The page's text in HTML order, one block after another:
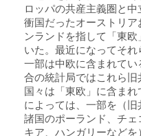
ロッパの共産主義圏と中
衝国だったオーストリア
ンランドを指して「東
いた。最近になってそれ
一部は中欧に含まれてい
合の統計局ではこれら旧
国々は「東欧」に含まれ
によっては、一部を（旧
諸国のポーランド、チェ
キア、ハンガリーなどを